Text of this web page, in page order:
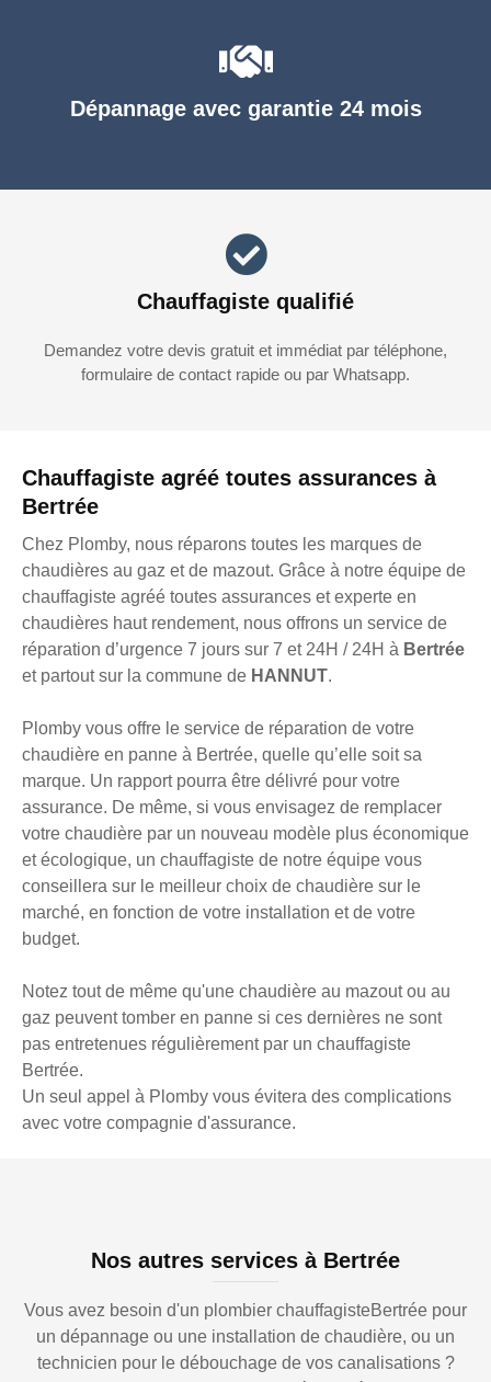
Chauffagiste agréé toutes assurances à
Bertrée
Chez Plomby, nous réparons toutes les marques de
chaudières au gaz et de mazout. Grâce à notre équipe de
chauffagiste agréé toutes assurances et experte en
chaudières haut rendement, nous offrons un service de
réparation d’urgence 7 jours sur 7 et 24H / 24H à Bertrée
et partout sur la commune de HANNUT.
Plomby vous offre le service de réparation de votre
chaudière en panne à Bertrée, quelle qu’elle soit sa
marque. Un rapport pourra être délivré pour votre
assurance. De même, si vous envisagez de remplacer
votre chaudière par un nouveau modèle plus économique
et écologique, un chauffagiste de notre équipe vous
conseillera sur le meilleur choix de chaudière sur le
marché, en fonction de votre installation et de votre
budget.
Notez tout de même qu'une chaudière au mazout ou au
gaz peuvent tomber en panne si ces dernières ne sont
pas entretenues régulièrement par un chauffagiste
Bertrée.
Un seul appel à Plomby vous évitera des complications
avec votre compagnie d'assurance.
Dépannage avec garantie 24 mois
Chauffagiste qualifié
Demandez votre devis gratuit et immédiat par téléphone,
formulaire de contact rapide ou par Whatsapp.
Nos autres services à Bertrée
Vous avez besoin d'un plombier chauffagisteBertrée pour
un dépannage ou une installation de chaudière, ou un
technicien pour le débouchage de vos canalisations ?